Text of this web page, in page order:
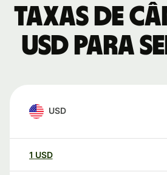
Taxas de
USD para
USD
1 USD